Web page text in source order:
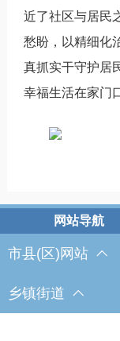
近了社区与居民
愁盼，以精细化
真抓实干守护居
幸福生活在家门
市县(区)网站
乡镇街道